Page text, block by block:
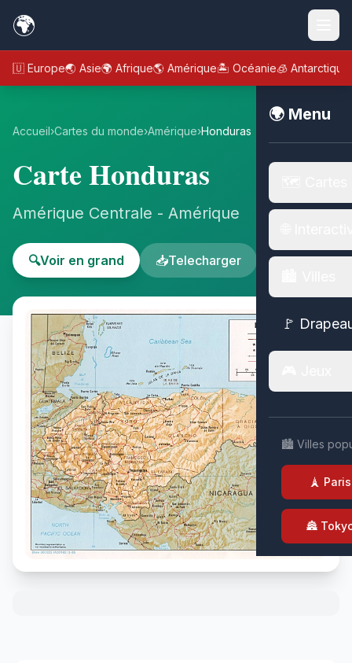
🌍
🇪🇺 Europe🌏 Asie🌍 Afrique🌎 Amérique🏝️ Océanie🧊 Antarctique
🌍 Menu
🚩
🏙️ Villes
🗼 Paris
🏯
Accueil›Cartes du monde›Amérique›Honduras
Carte Honduras
Amérique Centrale - Amérique
🔍Voir en grand 📥Telecharger